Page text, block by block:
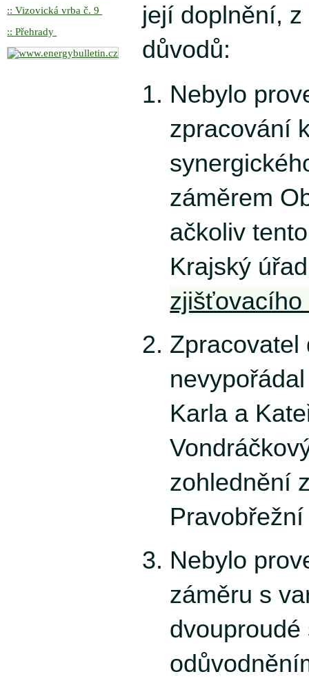
:: Vizovická vrba č. 9
:: Přehrady
její doplnění,
důvodů:
Nebylo
zpracování
záměrem
ačkoliv
Krajský
Zpracovatel
Karla a
zohlednění
Nebylo
záměru s
dvouproudé